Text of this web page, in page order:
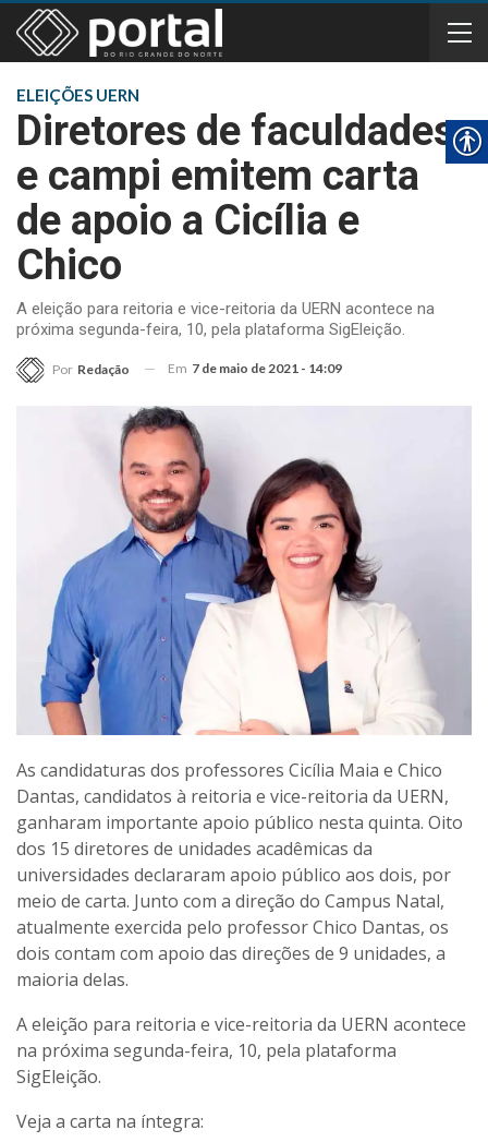
ELEIÇÕES UERN
Diretores de faculdades
e campi emitem carta
de apoio a Cicília e
Chico
A eleição para reitoria e vice-reitoria da UERN acontece na
próxima segunda-feira, 10, pela plataforma SigEleição.
Por Redação Em 7 de maio de 2021 - 14:09
As candidaturas dos professores Cicília Maia e Chico
Dantas, candidatos à reitoria e vice-reitoria da UERN,
ganharam importante apoio público nesta quinta. Oito
dos 15 diretores de unidades acadêmicas da
universidades declararam apoio público aos dois, por
meio de carta. Junto com a direção do Campus Natal,
atualmente exercida pelo professor Chico Dantas, os
dois contam com apoio das direções de 9 unidades, a
maioria delas.
A eleição para reitoria e vice-reitoria da UERN acontece
na próxima segunda-feira, 10, pela plataforma
SigEleição.
Veja a carta na íntegra: